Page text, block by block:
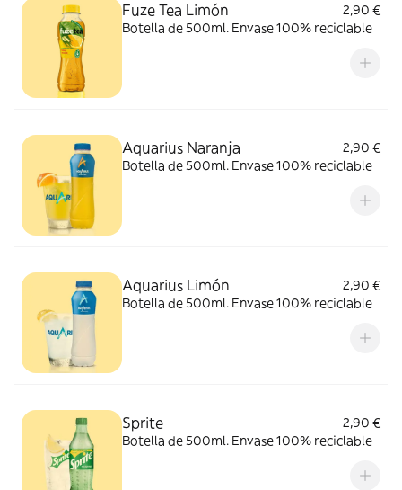
Fuze Tea Limón
2,90 €
Botella de 500ml. Envase 100% reciclable
Aquarius Naranja
2,90 €
Botella de 500ml. Envase 100% reciclable
Aquarius Limón
2,90 €
Botella de 500ml. Envase 100% reciclable
Sprite
2,90 €
Botella de 500ml. Envase 100% reciclable